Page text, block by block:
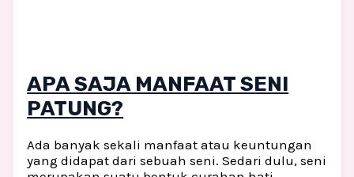
APA SAJA MANFAAT SENI
PATUNG?
Ada banyak sekali manfaat atau keuntungan
yang didapat dari sebuah seni. Sedari dulu, seni